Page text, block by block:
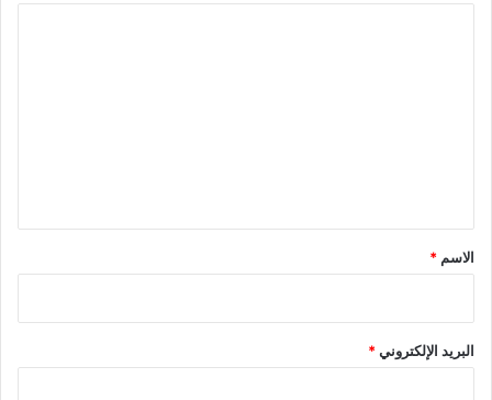
*
الاسم *
البريد الإلكتروني*